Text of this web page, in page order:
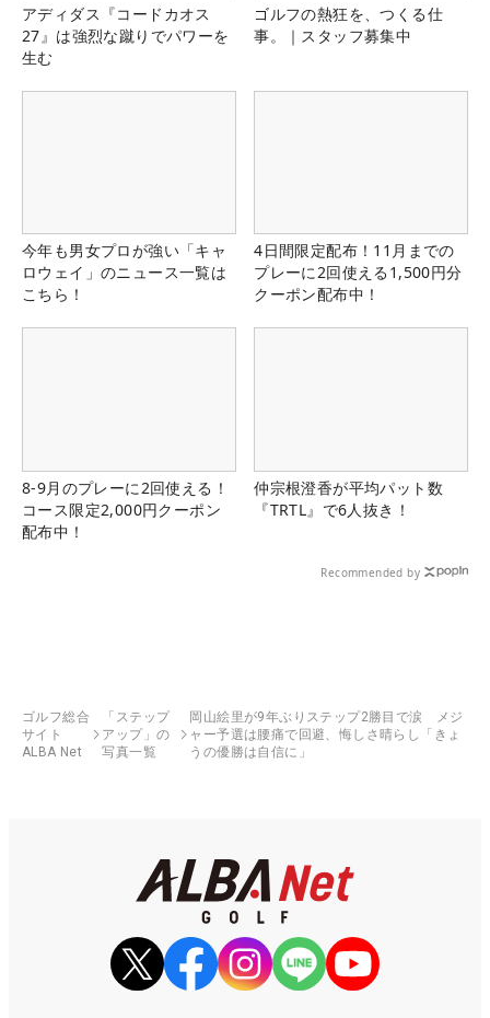
アディダス『コードカオス
27』は強烈な蹴りでパワーを
生む
ゴルフの熱狂を、つくる仕
事。｜スタッフ募集中
今年も男女プロが強い「キャ
ロウェイ」のニュース一覧は
こちら！
4日間限定配布！11月までの
プレーに2回使える1,500円分
クーポン配布中！
8-9月のプレーに2回使える！
コース限定2,000円クーポン
配布中！
仲宗根澄香が平均パット数
『TRTL』で6人抜き！
Recommended by
ゴルフ総合
サイト
ALBA Net
「ステップ
アップ」の
写真一覧
岡山絵里が9年ぶりステップ2勝目で涙 メジ
ャー予選は腰痛で回避、悔しさ晴らし「きょ
うの優勝は自信に」